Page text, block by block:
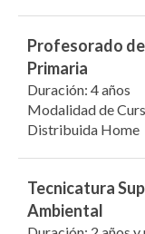
Profesorado
Primaria
Duración: 4 años
Modalidad de
Distribuida Home
Tecnicatura
Ambiental